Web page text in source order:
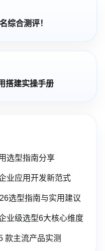
综合测评！
搭建实操手册
选型指南分享
业应用开发新范式
选型指南与实用建议
业级选型6大核心维度
款主流产品实测